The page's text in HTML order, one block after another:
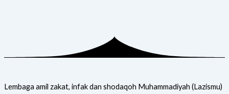
Lembaga amil zakat, infak dan shodaqoh Muhammadiyah (Lazismu)